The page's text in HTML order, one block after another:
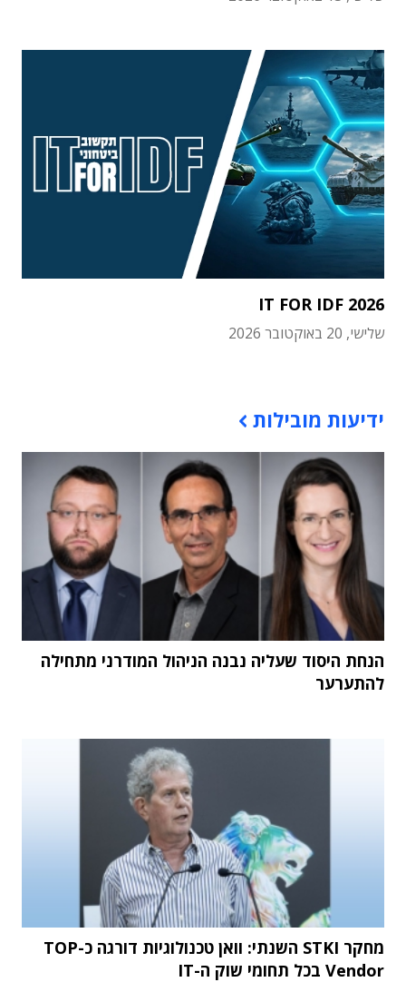
IT FOR IDF 2026
שלישי, 20 באוקטובר 2026
ידיעות מובילות
הנחת היסוד שעליה נבנה הניהול המודרני מתחילה
להתערער
מחקר STKI השנתי: וואן טכנולוגיות דורגה כ-TOP
Vendor בכל תחומי שוק ה-IT